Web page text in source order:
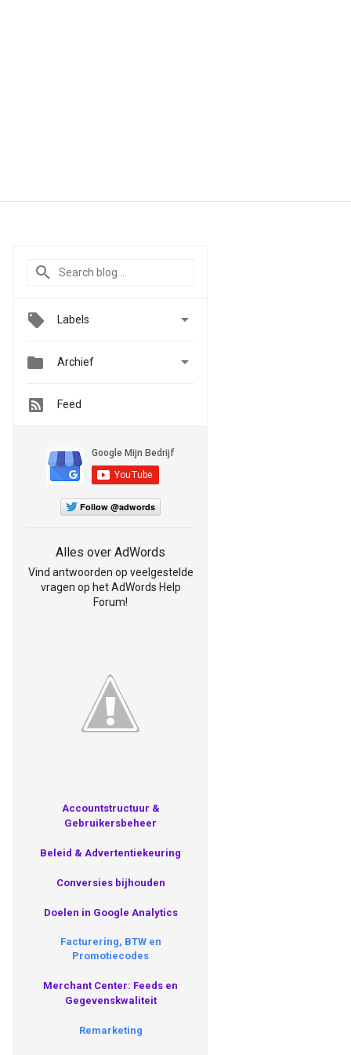
Labels 
 Archief 
Feed
Follow @adwords
Alles over AdWords
Vind antwoorden op veelgestelde
vragen op het AdWords Help
Forum!
Accountstructuur &
Gebruikersbeheer
Beleid & Advertentiekeuring
Conversies bijhouden
Doelen in Google Analytics
Facturering, BTW en
Promotiecodes
Merchant Center: Feeds en
Gegevenskwaliteit
Remarketing